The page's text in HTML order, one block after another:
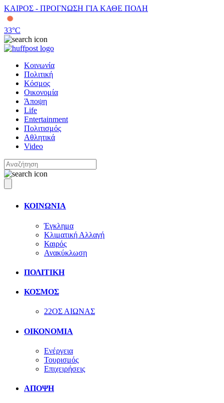
ΚΑΙΡΟΣ - ΠΡΟΓΝΩΣΗ ΓΙΑ ΚΑΘΕ ΠΟΛΗ
33°C
Κοινωνία
Πολιτική
Κόσμος
Οικονομία
Άποψη
Life
Entertainment
Πολιτισμός
Αθλητικά
Video
ΚΟΙΝΩΝΙΑ
Έγκλημα
Κλιματική Αλλαγή
Καιρός
Ανακύκλωση
ΠΟΛΙΤΙΚΗ
ΚΟΣΜΟΣ
22ΟΣ ΑΙΩΝΑΣ
ΟΙΚΟΝΟΜΙΑ
Ενέργεια
Τουρισμός
Επιχειρήσεις
ΑΠΟΨΗ